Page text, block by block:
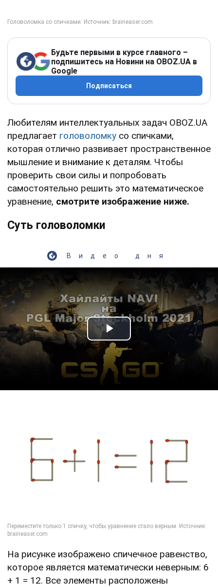
Будьте первыми в курсе главного –
подпишитесь на Новини на OBOZ.UA в
Google
Подписаться
Любителям интеллектуальных задач OBOZ.UA
предлагает головоломку со спичками,
которая отлично развивает пространственное
мышление и внимание к деталям. Чтобы
проверить свои силы и попробовать
самостоятельно решить это математическое
уравнение, смотрите изображение ниже.
Суть головоломки
Видео дня
Play Video
На рисунке изображено спичечное равенство,
которое является математически неверным: 6
+ 1 = 12. Все элементы расположены